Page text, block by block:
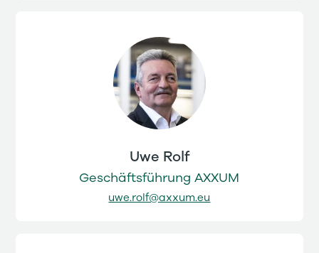
Uwe Rolf
Geschäftsführung AXXUM
uwe.rolf@axxum.eu